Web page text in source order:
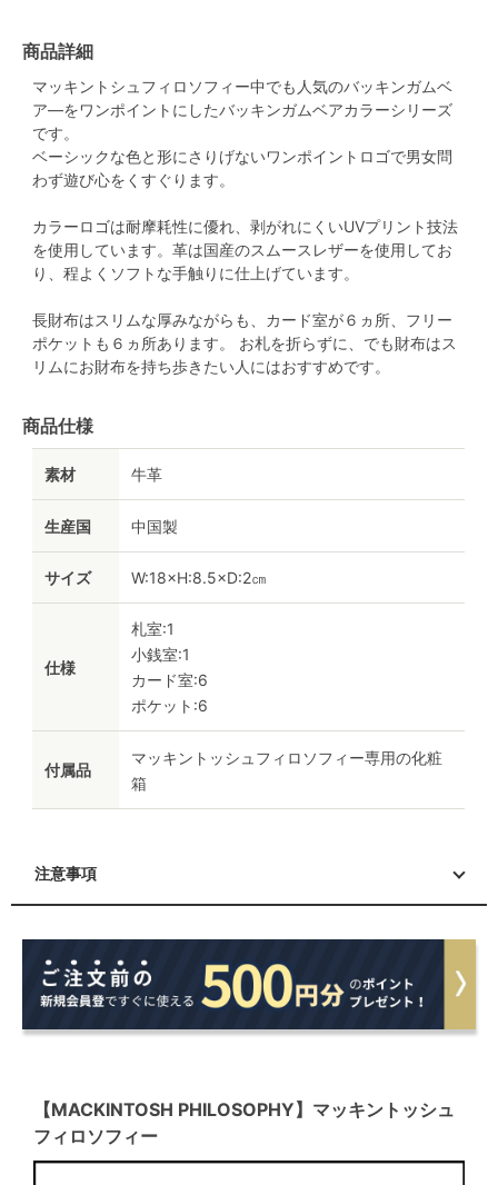
商品詳細
マッキントシュフィロソフィー中でも人気のバッキンガムベ
ア―をワンポイントにしたバッキンガムベアカラーシリーズ
です。
ベーシックな色と形にさりげないワンポイントロゴで男女問
わず遊び心をくすぐります。
カラーロゴは耐摩耗性に優れ、剥がれにくいUVプリント技法
を使用しています。革は国産のスムースレザーを使用してお
り、程よくソフトな手触りに仕上げています。
長財布はスリムな厚みながらも、カード室が６ヵ所、フリー
ポケットも６ヵ所あります。 お札を折らずに、でも財布はス
リムにお財布を持ち歩きたい人にはおすすめです。
商品仕様
素材 牛革
生産国 中国製
サイズ W:18×H:8.5×D:2㎝
仕様
札室:1
小銭室:1
カード室:6
ポケット:6
付属品
マッキントッシュフィロソフィー専用の化粧
箱
注意事項
【MACKINTOSH PHILOSOPHY】マッキントッシュ
フィロソフィー